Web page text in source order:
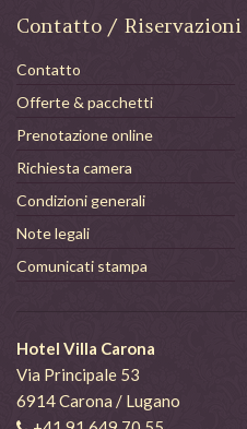
Contatto / Riservazioni
Contatto
Offerte & pacchetti
Prenotazione online
Richiesta camera
Condizioni generali
Note legali
Comunicati stampa
Hotel Villa Carona
Via Principale 53
6914 Carona / Lugano